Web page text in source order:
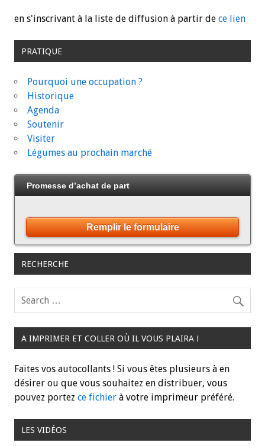
en s'inscrivant à la liste de diffusion à partir de ce lien
PRATIQUE
Pourquoi une occupation ?
Historique
Agenda
Soutenir
Visiter
Légumes au prochain marché
Promesse d’achat de part
Remplir le formulaire
RECHERCHE
A IMPRIMER ET COLLER OÙ IL VOUS PLAIRA !
Faites vos autocollants ! Si vous êtes plusieurs à en
désirer ou que vous souhaitez en distribuer, vous
pouvez portez ce fichier à votre imprimeur préféré.
LES VIDÉOS